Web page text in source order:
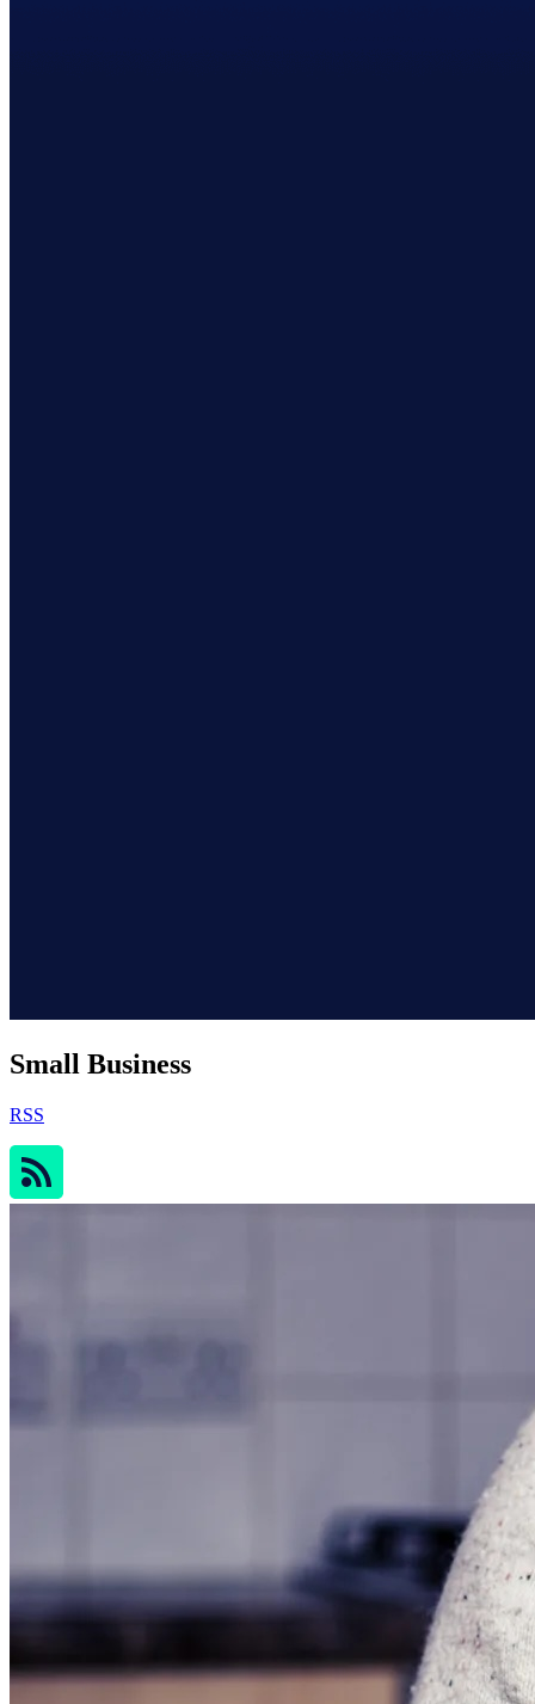
Small Business
RSS